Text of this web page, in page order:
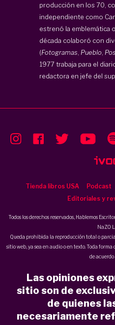
producción en los 70,
independiente como
estrenó la emblemática
década colaboró con
(Fotogramas Pueblo
1977 trabaja para el
redactora en jefe del
Tienda libros USA Podcast
Editoriales y
Todos los derechos reservados, Hablemos
NaZO
Queda prohibida la reproducción total o
sitio web, ya sea en audio o en texto. Toda
de acuerdo
Las opiniones
sitio son de
de quienes
necesariamente